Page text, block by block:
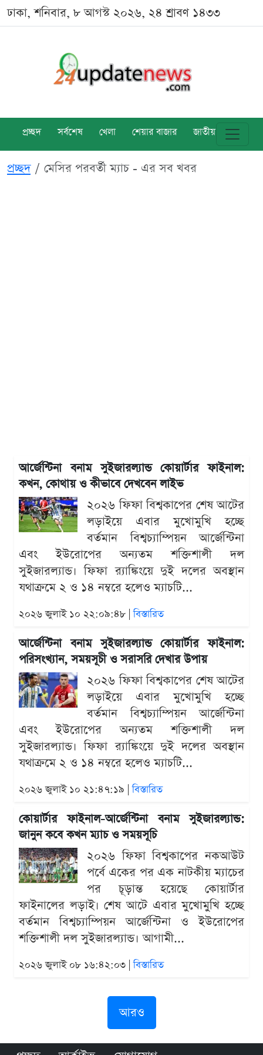
ঢাকা, শনিবার, ৮ আগস্ট ২০২৬, ২৪ শ্রাবণ ১৪৩৩
প্রচ্ছদ সর্বশেষ খেলা শেয়ার বাজার জাতীয় বিশ্ব
প্রচ্ছদ মেসির পরবর্তী ম্যাচ - এর সব খবর
আর্জেন্টিনা বনাম সুইজারল্যান্ড কোয়ার্টার ফাইনাল:
কখন, কোথায় ও কীভাবে দেখবেন লাইভ
২০২৬ ফিফা বিশ্বকাপের শেষ আটের
লড়াইয়ে এবার মুখোমুখি হচ্ছে
বর্তমান বিশ্বচ্যাম্পিয়ন আর্জেন্টিনা
এবং ইউরোপের অন্যতম শক্তিশালী দল
সুইজারল্যান্ড। ফিফা র‍্যাঙ্কিংয়ে দুই দলের অবস্থান
যথাক্রমে ২ ও ১৪ নম্বরে হলেও ম্যাচটি...
২০২৬ জুলাই ১০ ২২:০৯:৪৮ |বিস্তারিত
আর্জেন্টিনা বনাম সুইজারল্যান্ড কোয়ার্টার ফাইনাল:
পরিসংখ্যান, সময়সূচী ও সরাসরি দেখার উপায়
২০২৬ ফিফা বিশ্বকাপের শেষ আটের
লড়াইয়ে এবার মুখোমুখি হচ্ছে
বর্তমান বিশ্বচ্যাম্পিয়ন আর্জেন্টিনা
এবং ইউরোপের অন্যতম শক্তিশালী দল
সুইজারল্যান্ড। ফিফা র‍্যাঙ্কিংয়ে দুই দলের অবস্থান
যথাক্রমে ২ ও ১৪ নম্বরে হলেও ম্যাচটি...
২০২৬ জুলাই ১০ ২১:৪৭:১৯ |বিস্তারিত
কোয়ার্টার ফাইনাল-আর্জেন্টিনা বনাম সুইজারল্যান্ড:
জানুন কবে কখন ম্যাচ ও সময়সূচি
২০২৬ ফিফা বিশ্বকাপের নকআউট
পর্বে একের পর এক নাটকীয় ম্যাচের
পর চূড়ান্ত হয়েছে কোয়ার্টার
ফাইনালের লড়াই। শেষ আটে এবার মুখোমুখি হচ্ছে
বর্তমান বিশ্বচ্যাম্পিয়ন আর্জেন্টিনা ও ইউরোপের
শক্তিশালী দল সুইজারল্যান্ড। আগামী...
২০২৬ জুলাই ০৮ ১৬:৪২:০৩ |বিস্তারিত
আরও